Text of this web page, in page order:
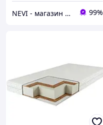
NEVI - магазин дитячих товарів 99%